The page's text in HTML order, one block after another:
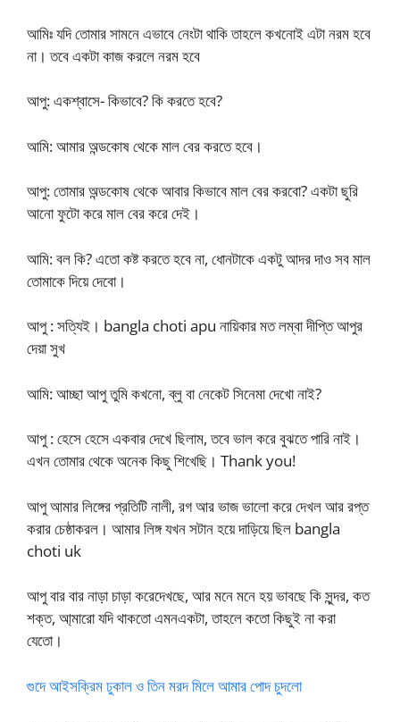
আমিঃ যদি তোমার সামনে এভাবে নেংটা থাকি তাহলে কখনোই এটা নরম হবে
না। তবে একটা কাজ করলে নরম হবে
আপু: একশ্বাসে- কিভাবে? কি করতে হবে?
আমি: আমার অন্ডকোষ থেকে মাল বের করতে হবে।
আপু: তোমার অন্ডকোষ থেকে আবার কিভাবে মাল বের করবো? একটা ছুরি
আনো ফুটো করে মাল বের করে দেই।
আমি: বল কি? এতো কষ্ট করতে হবে না, ধোনটাকে একটু আদর দাও সব মাল
তোমাকে দিয়ে দেবো।
আপু : সত্যিই। bangla choti apu নায়িকার মত লম্বা দীপ্তি আপুর
দেয়া সুখ
আমি: আচ্ছা আপু তুমি কখনো, ব্লু বা নেকেট সিনেমা দেখো নাই?
আপু : হেসে হেসে একবার দেখে ছিলাম, তবে ভাল করে বুঝতে পারি নাই।
এখন তোমার থেকে অনেক কিছু শিখেছি। Thank you!
আপু আমার লিঙ্গের প্রতিটি নালী, রগ আর ভাজ ভালো করে দেখল আর রপ্ত
করার চেষ্ঠাকরল। আমার লিঙ্গ যখন সটান হয়ে দাড়িয়ে ছিল bangla
choti uk
আপু বার বার নাড়া চাড়া করেদেখছে, আর মনে মনে হয় ভাবছে কি সুন্দর, কত
শক্ত, আ্মারো যদি থাকতো এমনএকটা, তাহলে কতো কিছুই না করা
যেতো।
গুদে আইসক্রিম ঢুকাল ও তিন মরদ মিলে আমার পোদ চুদলো